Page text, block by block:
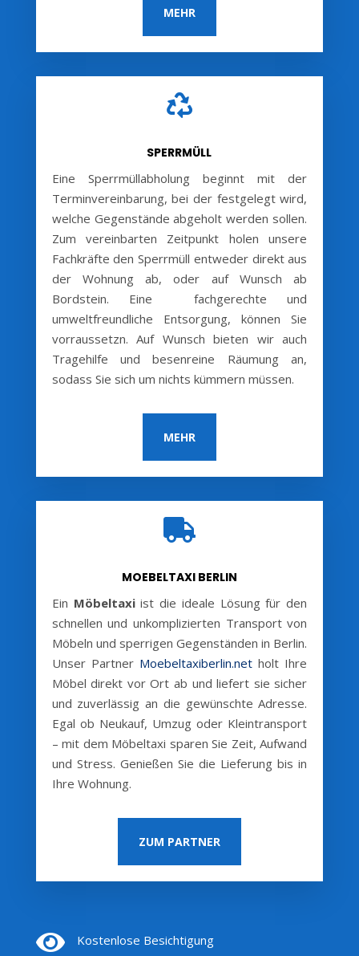
MEHR

SPERRMÜLL
Eine Sperrmüllabholung beginnt mit der
Terminvereinbarung, bei der festgelegt wird,
welche Gegenstände abgeholt werden sollen.
Zum vereinbarten Zeitpunkt holen unsere
Fachkräfte den Sperrmüll entweder direkt aus
der Wohnung ab, oder auf Wunsch ab
Bordstein. Eine fachgerechte und
umweltfreundliche Entsorgung, können Sie
vorraussetzn. Auf Wunsch bieten wir auch
Tragehilfe und besenreine Räumung an,
sodass Sie sich um nichts kümmern müssen.
MEHR

MOEBELTAXI BERLIN
Ein Möbeltaxiist die ideale Lösung für den
schnellen und unkomplizierten Transport von
Möbeln und sperrigen Gegenständen in Berlin.
Unser Partner Moebeltaxiberlin.net holt Ihre
Möbel direkt vor Ort ab und liefert sie sicher
und zuverlässig an die gewünschte Adresse.
Egal ob Neukauf, Umzug oder Kleintransport
– mit dem Möbeltaxi sparen Sie Zeit, Aufwand
und Stress. Genießen Sie die Lieferung bis in
Ihre Wohnung.
ZUM PARTNER
 Kostenlose Besichtigung